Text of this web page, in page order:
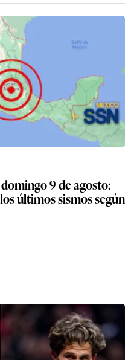
9 de agosto:
últimos sismos según